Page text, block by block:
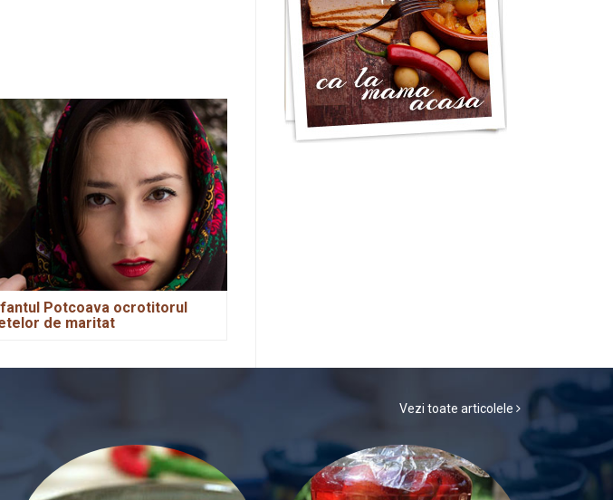
Potcoava ocrotitorul
de maritat
Vezi toate articolele